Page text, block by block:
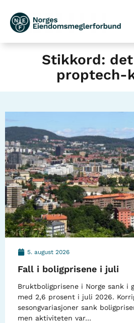
Stikkord:
proptech-
5. august 2026
Fall i boligprisene i juli
Bruktboligprisene i Norge sank i
med 2,6 prosent i juli 2026.
sesongvariasjoner sank
men aktiviteten var…